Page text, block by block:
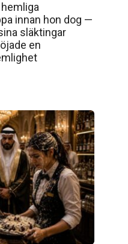
innan hon dog —
släktingar
en